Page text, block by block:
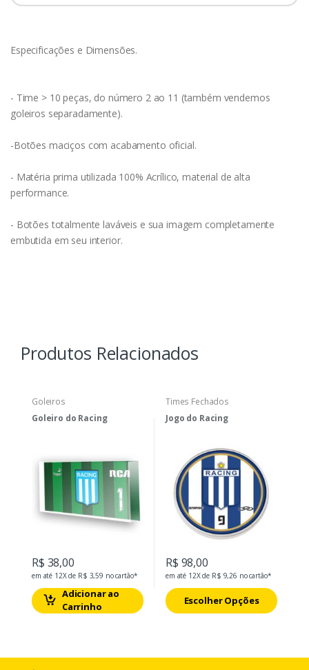
Especificações e Dimensões.
- Time > 10 peças, do número 2 ao 11 (também vendemos
goleiros separadamente).
-Botões maciços com acabamento oficial.
- Matéria prima utilizada 100% Acrílico, material de alta
performance.
- Botões totalmente laváveis e sua imagem completamente
embutida em seu interior.
Produtos Relacionados
Goleiros
Goleiro do Racing
R$ 38,00
em até 12X de R$ 3,59 no cartão*
Adicionar ao
Carrinho
Times Fechados
Jogo do Racing
R$ 98,00
em até 12X de R$ 9,26 no cartão*
Escolher Opções